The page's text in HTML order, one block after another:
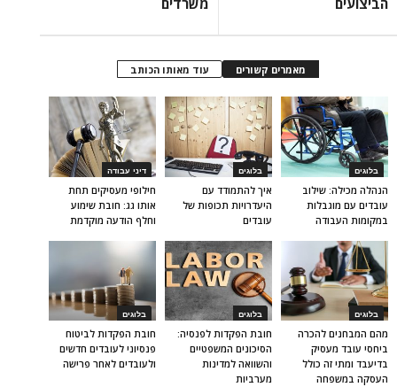
הביצועים משרדים
מאמרים קשורים עוד מאותו הכותב
דיני עבודה
חילופי מעסיקים תחת
אותו גג: חובת שימוע
וחלף הודעה מוקדמת
בלוגים
איך להתמודד עם
היעדרויות תכופות של
עובדים
בלוגים
הנהלה מכילה: שילוב
עובדים עם מוגבלות
במקומות העבודה
בלוגים
חובת הפקדות לביטוח
פנסיוני לעובדים חדשים
ולעובדים לאחר פרישה
בלוגים
חובת הפקדות לפנסיה:
הסיכונים המשפטיים
והשוואה למדינות
מערביות
בלוגים
מהם המבחנים להכרה
ביחסי עובד מעסיק
בדיעבד ומתי זה כולל
העסקה במשפחה